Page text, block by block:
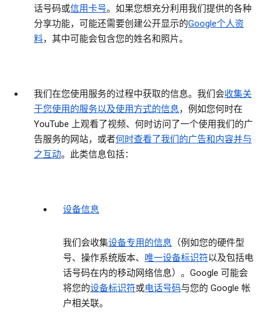
话号码或信用卡号。如果您想充分利用我们提供的各种
分享功能，可能还需要创建公开显示的Google个人资
料，其中可能会包含您的姓名和照片。
我们在您使用服务的过程中获取的信息。我们会收集关
于您使用的服务以及使用方式的信息，例如您何时在
YouTube 上观看了视频、何时访问了一个使用我们的广
告服务的网站，或者何时查看了我们的广告和内容并与
之互动。此类信息包括：
设备信息
我们会收集设备专用的信息 （例如您的硬件型
号、操作系统版本、 唯一设备标识符以及包括电
话号码在内的移动网络信息）。Google 可能会
将您的设备标识符或电话号码与您的 Google 帐
户相关联。